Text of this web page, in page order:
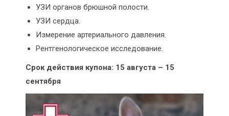
УЗИ органов брюшной полости.
УЗИ сердца.
Измерение артериального давления.
Рентгенологическое исследование.
Срок действия купона: 15 августа – 15
сентября